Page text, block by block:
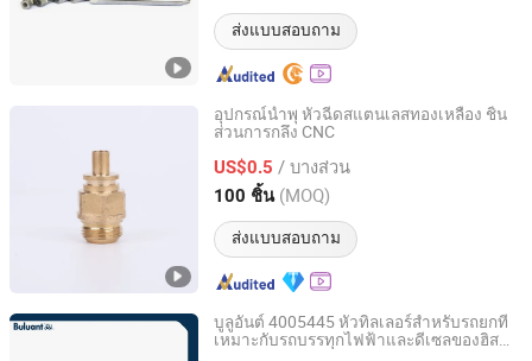
ส่งแบบสอบถาม
อุปกรณ์น้ำพุ หัวฉีดสแตนเลสทองเหลือง ชิ้น
ส่วนการกลึง CNC
US$0.5 / บางส่วน
100 ชิ้น (MOQ)
ส่งแบบสอบถาม
Ningbo Yinzhou Junhui Communication Equipment Co.,
Zhejiang, China อัตราจาก 2025
บูลูอันต์ 4005445 หัวทิลเลอร์สำหรับรถยกที่
เหมาะกับรถบรรทุกไฟฟ้าและดีเซลของฮิส
Buluant (Tianjin) Forklift Co., Ltd.